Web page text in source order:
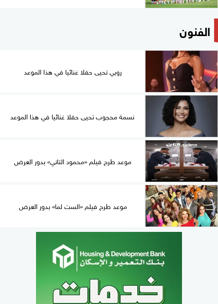
الفنون
روبي تحيى حفلا غنائيا في هذا الموعد
نسمة محجوب تحيى حفلا غنائيا في هذا الموعد
موعد طرح فيلم «محمود التاني» بدور العرض
موعد طرح فيلم «الست لما» بدور العرض